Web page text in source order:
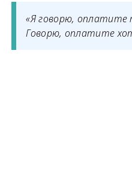
«Я говорю, оплатите
Говорю, оплатите